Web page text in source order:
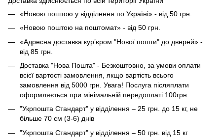
«Новою поштою у відділення по Україні» - від 50 грн.
«Новою поштою на поштомат» - від 50 грн.
«Адресна доставка кур’єром "Нової пошти" до дверей» -
від 85 грн.
Доставка "Нова Пошта" - Безкоштовно, за умови оплати
всієї вартості замовлення, якщо вартість всього
замовлення від 5000 грн. Увага! Послуга післяплати
оформляється при мінімальній передоплаті 100грн.
"Укрпошта Стандарт" у відділення – 25 грн. до 15 кг, не
більше 70 см (3-6) днів
"Укрпошта Стандарт" у відділення – 50 грн. від 15 кг